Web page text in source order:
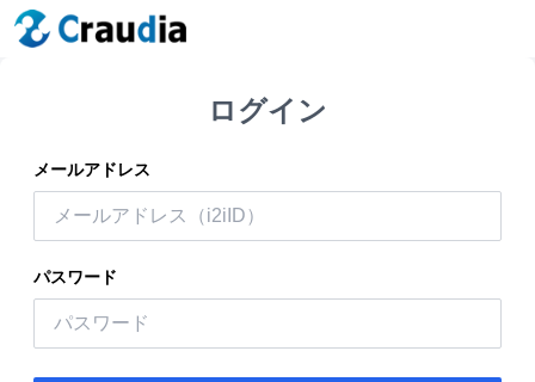
ログイン
メールアドレス
パスワード